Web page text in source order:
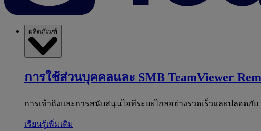
ผลิตภัณฑ์
การใช้ส่วนบุคคลและ SMB TeamViewer
การเข้าถึงและการสนับสนุนไอทีระยะไกลอย่างรวดเร็วและปลอดภัย
เรียนรู้เพิ่มเติม